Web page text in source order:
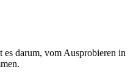
es darum, vom Ausprobieren in